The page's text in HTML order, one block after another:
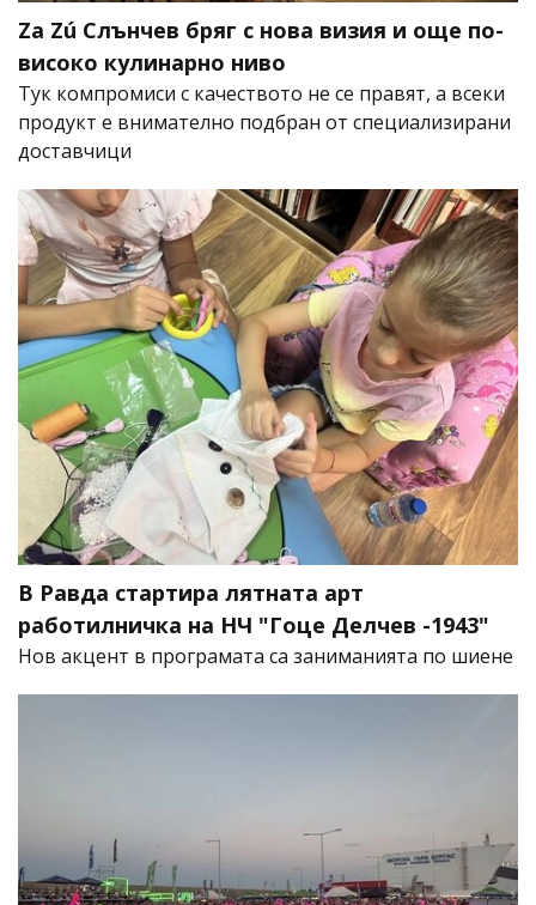
Za Zú Слънчев бряг с нова визия и още по-
високо кулинарно ниво
Тук компромиси с качеството не се правят, а всеки
продукт е внимателно подбран от специализирани
доставчици
В Равда стартира лятната арт
работилничка на НЧ "Гоце Делчев -1943"
Нов акцент в програмата са заниманията по шиене